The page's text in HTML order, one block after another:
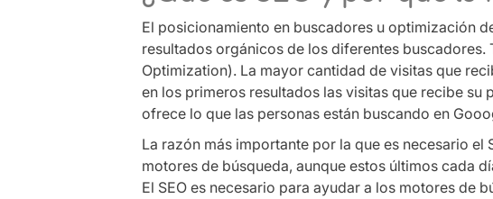
El posicionamiento en buscadores u optimización
resultados orgánicos de los diferentes buscadores.
Optimization). La mayor cantidad de visitas que
en los primeros resultados las visitas que recibe
ofrece lo que las personas están buscando en
La razón más importante por la que es necesario
motores de búsqueda, aunque estos últimos cada
El SEO es necesario para ayudar a los motores de